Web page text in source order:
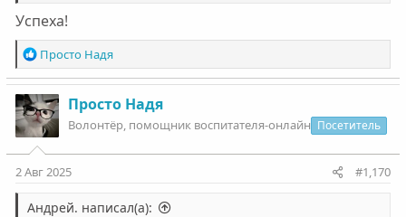
Успеха!
Р
е
а
к
ц
и
и
:
Просто Надя
Просто Надя
Волонтëр, помощник воспитателя-онлайн Посетитель
2 Авг 2025 #1,170
Андрей. написал(а):